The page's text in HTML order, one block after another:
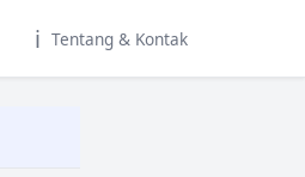
ℹ️ Tentang & Kontak